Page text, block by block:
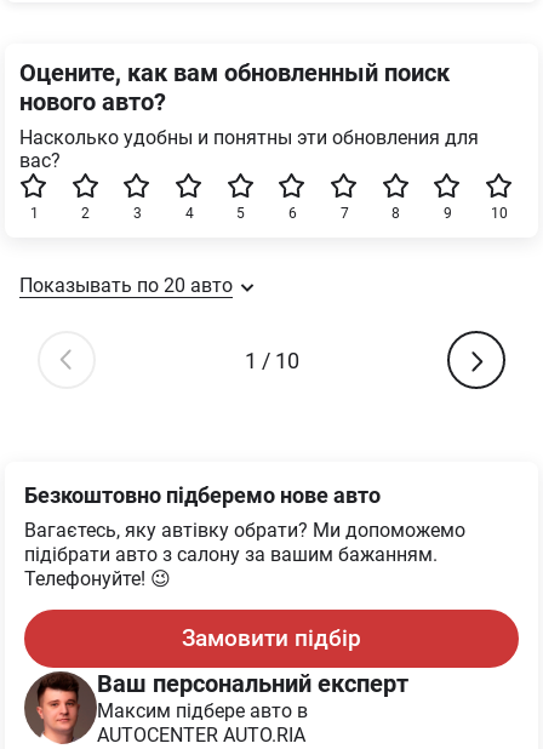
Оцените, как вам обновленный поиск
нового авто?
Насколько удобны и понятны эти обновления для
вас?
10
9
8
7
6
5
4
3
2
1
Показывать по 20 авто
1 / 10
Безкоштовно підберемо нове авто
Вагаєтесь, яку автівку обрати? Ми допоможемо
підібрати авто з салону за вашим бажанням.
Телефонуйте! 😉
Замовити підбір
Ваш персональний експерт
Максим підбере авто в
AUTOCENTER AUTO.RIA